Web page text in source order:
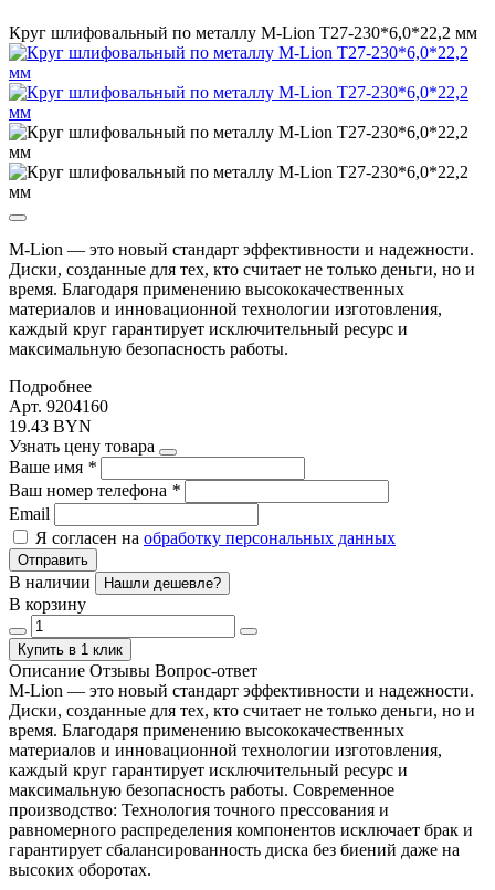
Круг шлифовальный по металлу M-Lion T27-230*6,0*22,2 мм
M-Lion — это новый стандарт эффективности и надежности.
Диски, созданные для тех, кто считает не только деньги, но и
время. Благодаря применению высококачественных
материалов и инновационной технологии изготовления,
каждый круг гарантирует исключительный ресурс и
максимальную безопасность работы.
Подробнее
Арт. 9204160
19.43 BYN
Узнать цену товара
Ваше имя *
Ваш номер телефона *
Email
Я согласен на обработку персональных данных
Отправить
В наличии Нашли дешевле?
В корзину
Купить в 1 клик
Описание Отзывы Вопрос-ответ
M-Lion — это новый стандарт эффективности и надежности.
Диски, созданные для тех, кто считает не только деньги, но и
время. Благодаря применению высококачественных
материалов и инновационной технологии изготовления,
каждый круг гарантирует исключительный ресурс и
максимальную безопасность работы. Современное
производство: Технология точного прессования и
равномерного распределения компонентов исключает брак и
гарантирует сбалансированность диска без биений даже на
высоких оборотах.